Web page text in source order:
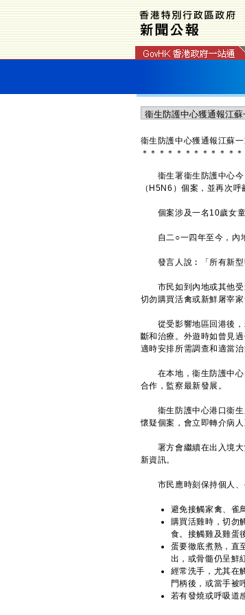
衞生防護中心獲通報江蘇
＊ ＊ ＊ ＊ ＊ ＊ ＊ ＊ ＊ ＊ ＊ ＊
衞生署衞生防護中心今
（H5N6）個案，並再次
個案涉及一名10歲女童
自二○一四年至今，內地
發言人說︰「所有新型
市民如到內地或其他受
切勿購買活禽或新鮮屠宰
從受影響地區回港後，
斷和治療。外遊時如曾見
適時安排所需調查和適當治
在本地，衞生防護中心
合作，監察最新發展。
衞生防護中心港口衞生
懷疑個案，會立即轉介病人
署方會繼續在出入境大
新資訊。
市民應時刻保持個人、
避免接觸家禽、雀
購買活雞時，切勿
食。接觸雞及雞蛋
蛋要徹底煮熟，直
出，或骨髓仍呈鮮
經常洗手，尤其在
門柄後，或當手被
若有發燒或呼吸道